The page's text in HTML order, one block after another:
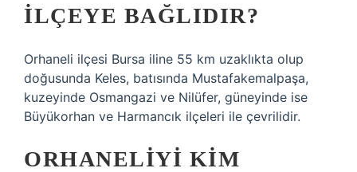
ILÇEYE BAĞLIDIR?
Orhaneli ilçesi Bursa iline 55 km uzaklıkta olup
doğusunda Keles, batısında Mustafakemalpaşa,
kuzeyinde Osmangazi ve Nilüfer, güneyinde ise
Büyükorhan ve Harmancık ilçeleri ile çevrilidir.
ORHANELIYI KIM